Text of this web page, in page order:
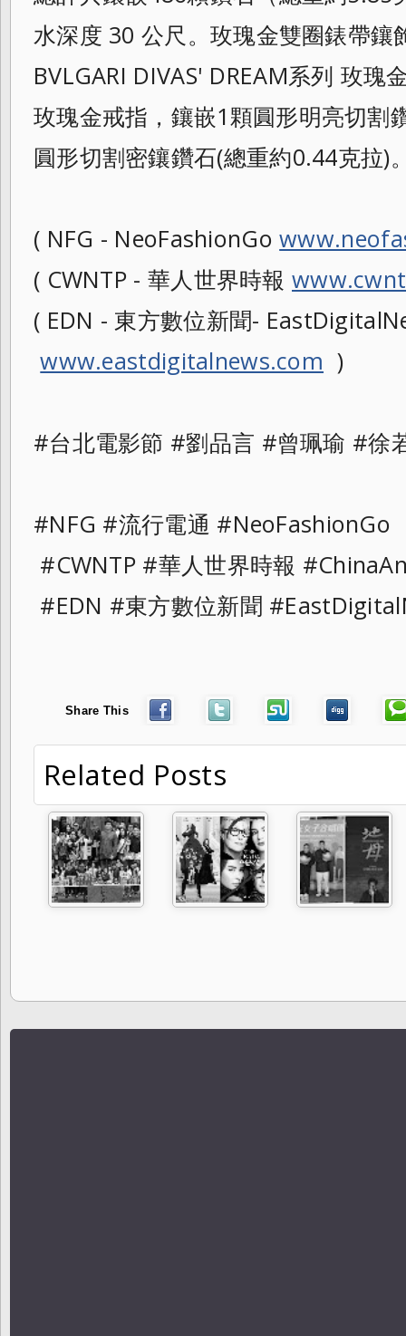
水深度 30 公尺。玫瑰金雙圈錶帶鑲
BVLGARI DIVAS' DREAM系列 玫瑰
玫瑰金戒指，鑲嵌1顆圓形明亮切割
圓形切割密鑲鑽石(總重約0.44克拉)
( NFG - NeoFashionGo
( CWNTP - 華人世界時報
( EDN - 東方數位新聞-
www.eastdigitalnews.com )
#台北電影節 #劉品言 #曾珮瑜 #徐
#NFG #流行電通 #NeoFashionGo
#CWNTP #華人世界時報
#EDN #東方數位新聞
Share This
Related Posts